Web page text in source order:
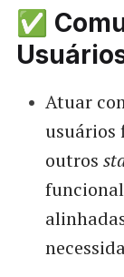
✅
Atuar
usuários
outros